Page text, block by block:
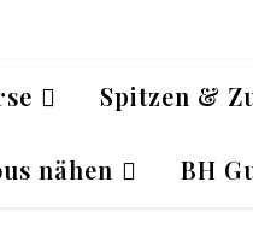
Spitzen &
nähen BH